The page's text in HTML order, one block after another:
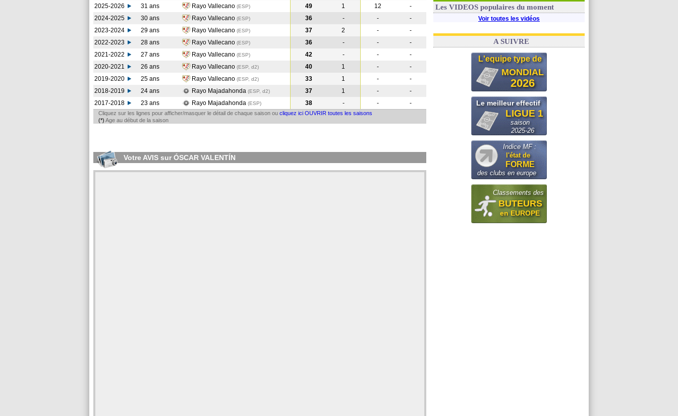
2025-2026 31 ans Rayo Vallecano (ESP) 49 1 12
-
2024-2025
30 ans Rayo Vallecano (ESP) 36 - -
-
2023-2024
29 ans Rayo Vallecano (ESP) 37 2 -
-
2022-2023
28 ans Rayo Vallecano (ESP) 36 - -
-
2021-2022
27 ans Rayo Vallecano (ESP) 42 - -
-
2020-2021
26 ans Rayo Vallecano (ESP, d2) 40 1 -
-
2019-2020
25 ans Rayo Vallecano (ESP, d2) 33 1 -
-
2018-2019
24 ans Rayo Majadahonda (ESP, d2) 37 1 -
-
2017-2018
23 ans Rayo Majadahonda (ESP) 38 - - -
Cliquez sur les lignes pour afficher/masquer le détail de chaque saison ou cliquez ici OUVRIR toutes les saisons
(*) Age au début de la saison
Votre AVIS sur ÓSCAR VALENTÍN
03/08 Real: le démenti de Leipzig pour Diomandé
Les VIDEOS populaires du moment
Voir toutes les vidéos
A SUIVRE
L'equipe type de
MONDIAL
2026
Le meilleur effectif
LIGUE 1
saison
2025-26
Indice MF :
l'état de
FORME
des clubs en europe
Classements des
BUTEURS
en EUROPE